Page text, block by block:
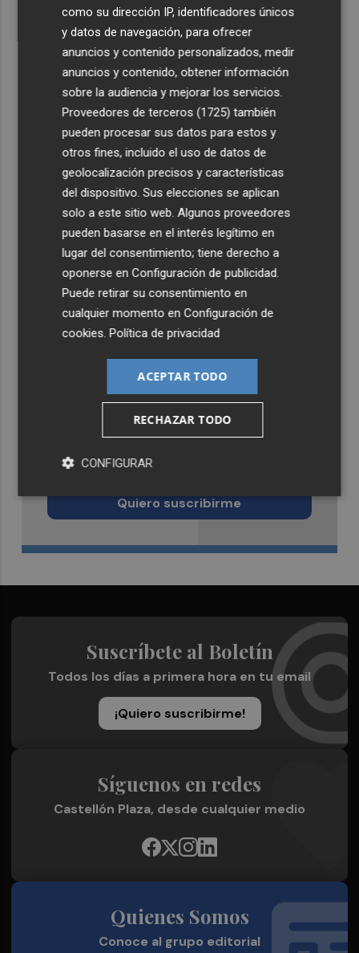
Una batea clochinera se hunde y otra sufre daños en un
incidente con un buque en el puerto de Valencia
Castellón Plaza en tu correo
Quiero suscribirme
Suscríbete al Boletín
Todos los días a primera hora en tu email
¡Quiero suscribirme!
Síguenos en redes
Castellón Plaza, desde cualquier medio
Quienes Somos
Conoce al grupo editorial
como su dirección IP, identificadores únicos
y datos de navegación, para ofrecer
anuncios y contenido personalizados, medir
anuncios y contenido, obtener información
sobre la audiencia y mejorar los servicios.
Proveedores de terceros (1725) también
pueden procesar sus datos para estos y
otros fines, incluido el uso de datos de
geolocalización precisos y características
del dispositivo. Sus elecciones se aplican
solo a este sitio web. Algunos proveedores
pueden basarse en el interés legítimo en
lugar del consentimiento; tiene derecho a
oponerse enConfiguración de publicidad.
Puede retirar su consentimiento en
cualquier momento enConfiguración de
cookies.Política de privacidad
ACEPTAR TODO
RECHAZAR TODO
CONFIGURAR